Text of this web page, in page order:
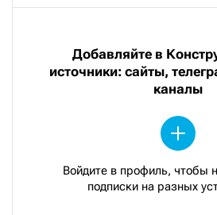
Добавляйте в
источники: сайты,
каналы
Войдите в профиль, чтобы
подписки на разных